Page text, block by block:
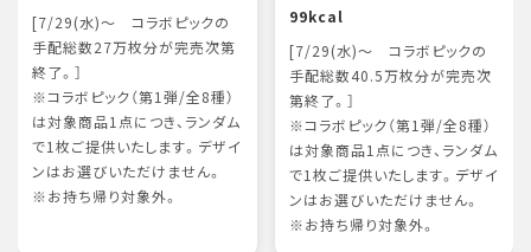
[7/29(水)～ コラボピックの
手配総数27万枚分が完売次第
終了。］
※コラボピック（第1弾/全8種）
は対象商品1点につき、ランダム
で1枚ご提供いたします。デザイ
ンはお選びいただけません。
※お持ち帰り対象外。
99kcal
[7/29(水)～ コラボピックの
手配総数40.5万枚分が完売次
第終了。］
※コラボピック（第1弾/全8種）
は対象商品1点につき、ランダム
で1枚ご提供いたします。デザイ
ンはお選びいただけません。
※お持ち帰り対象外。